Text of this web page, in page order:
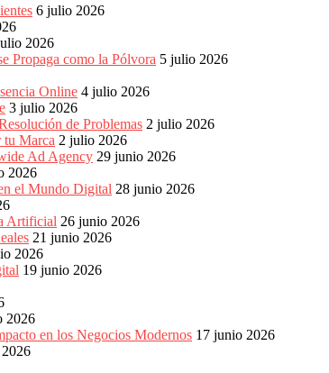
6 julio 2026
2026
Propaga como la Pólvora 5 julio 2026
Online 4 julio 2026
3 julio 2026
de Problemas 2 julio 2026
Marca 2 julio 2026
Ad Agency 29 junio 2026
2026
el Mundo Digital 28 junio 2026
Artificial 26 junio 2026
21 junio 2026
2026
19 junio 2026
2026
en los Negocios Modernos 17 junio 2026